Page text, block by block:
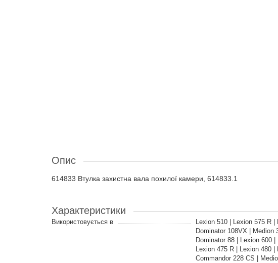
Опис
614833 Втулка захистна вала похилої камери, 614833.1
Характеристики
Використовується в
Lexion 510 | Lexion 575 R |
Dominator 108VX | Medion
Dominator 88 | Lexion 600
Lexion 475 R | Lexion 480
Commandor 228 CS |